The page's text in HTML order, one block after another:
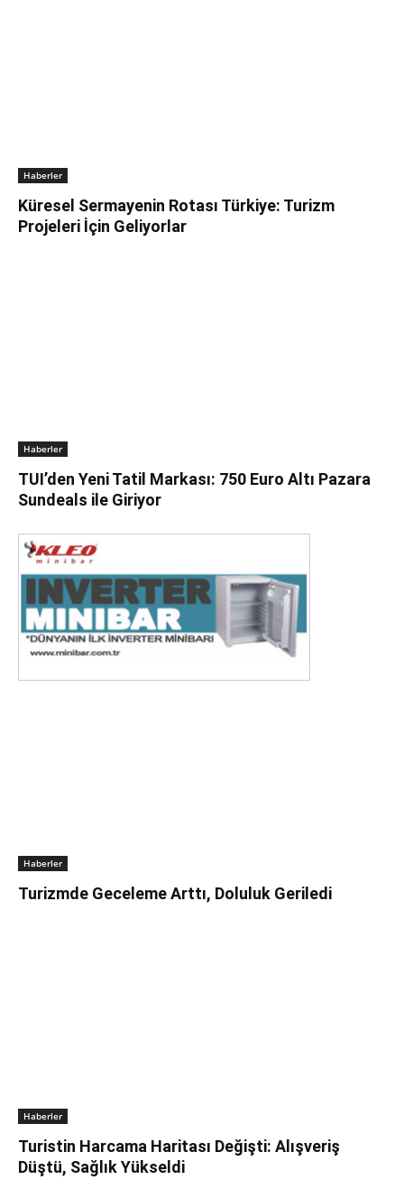
Haberler
Küresel Sermayenin Rotası Türkiye: Turizm
Projeleri İçin Geliyorlar
Haberler
TUI’den Yeni Tatil Markası: 750 Euro Altı Pazara
Sundeals ile Giriyor
Haberler
Turizmde Geceleme Arttı, Doluluk Geriledi
Haberler
Turistin Harcama Haritası Değişti: Alışveriş
Düştü, Sağlık Yükseldi